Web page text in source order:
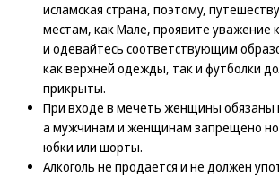
исламская страна, поэтому,
местам, как Мале, проявите уважение
и одевайтесь соответствующим
как верхней одежды, так и футболки
прикрыты.
При входе в мечеть женщины обязаны
а мужчинам и женщинам запрещено
юбки или шорты.
Алкоголь не продается и не должен